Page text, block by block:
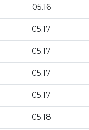
05.16
05.17
05.17
05.17
05.17
05.18